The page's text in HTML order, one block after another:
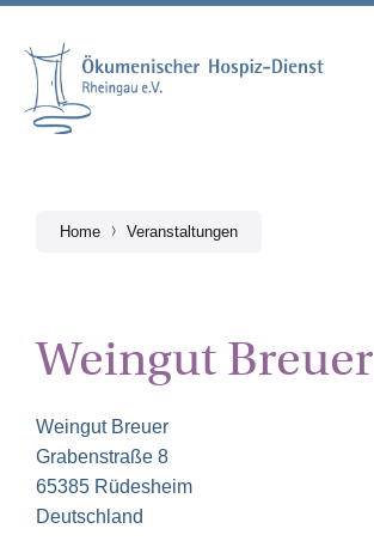
Skip
content
Skip
main
navigation
Skip
footer
Home Veranstaltungen
Weingut Breuer
Weingut Breuer
Grabenstraße 8
65385 Rüdesheim
Deutschland